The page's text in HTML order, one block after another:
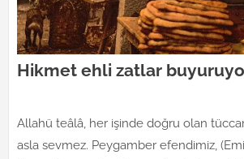
Hikmet ehli zatlar
Allahü teâlâ, her işinde doğru olan
asla sevmez. Peygamber efendimiz,